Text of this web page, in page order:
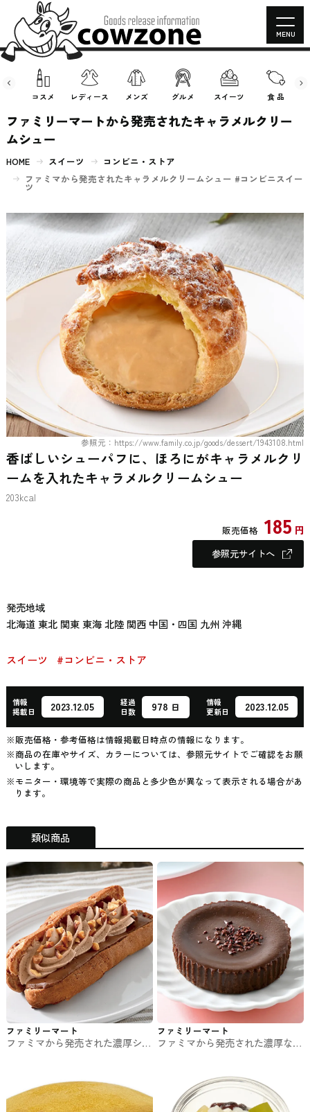
コスメ レディース メンズ グルメ スイーツ 食 品
MENU
ファミリーマートから発売されたキャラメルクリー
ムシュー
HOME スイーツ
コンビニ・ストア
ファミマから発売されたキャラメルクリームシュー #コンビニスイー
ツ
参照元：https://www.family.co.jp/goods/dessert/1943108.html
香ばしいシューパフに、ほろにがキャラメルクリ
ームを入れたキャラメルクリームシュー
203kcal
販売価格 185 円
参照元サイトへ
発売地域
北海道 東北 関東 東海 北陸 関西 中国・四国 九州 沖縄
スイーツ #コンビニ・ストア
情報
掲載日
2023.12.05
経過
日数
978 日
情報
更新日
2023.12.05
※販売価格・参考価格は情報掲載日時点の情報になります。
※商品の在庫やサイズ、カラーについては、参照元サイトでご確認をお願
いします。
※モニター・環境等で実際の商品と多少色が異なって表示される場合があ
ります。
類似商品
ファミリーマート
ファミマから発売された濃厚ショ
ファミリーマート
ファミマから発売された濃厚なめ